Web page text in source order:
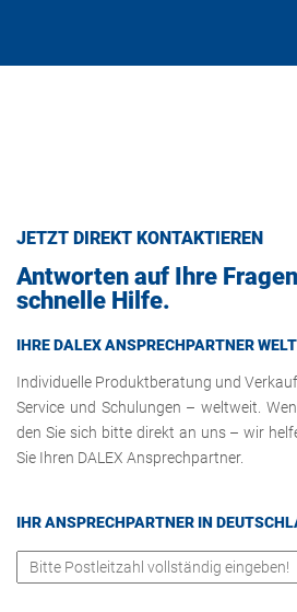
JETZT DI­REKT KON­TAK­TIE­REN
Ant­wor­ten auf Ihre
schnel­le Hilfe.
IHRE DALEX AN­SPRECH­PART­NER
In­di­vi­du­el­le Pro­dukt­be­ra­tung und
Ser­vice und Schu­lun­gen – welt­weit.
den Sie sich bitte di­rekt an uns – wir
Sie Ihren DALEX An­sprech­part­ner.
IHR AN­SPRECH­PART­NER IN